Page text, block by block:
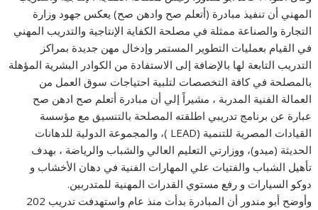
المهني أن تنفيذ مبادرة (أتعلم صح وادهن صح) يعكس جهود وزارة
التجارة والصناعة ممثلة في مصلحة الكفاية الإنتاجية والتدريب المهني
في القيام بعمليات التطوير المستمر وإدخال مهن جديدة بمراكز
التدريب التابعة لها بالإضافة إلى الاستفادة من الكوادر البشرية المؤهلة
بالمصلحة في كافة التخصصات لتلبية احتياجات سوق العمل من
العمالة الفنية المدربة ، مشيراً إلي أن مبادرة أتعلم صح ادهن صح
عبارة عن برنامج تدريبي اطلقته المصلحة بالتنسيق مع مؤسسة
القيادات المصرية للتنمية (LEAD )، والمجموعة الدولية للدهانات
الحديثة (ميدو)، ووزارتي التعليم العالي والشباب والرياضة ، بهدف
تأهيل الشباب والفتيات علي المهارات الفنية في دهان الأخشاب و
دوكو السيارات و رفع مستوي القدرات المهنية للمتدربين.
وأوضح أبو مندور أن المبادرة بدأت منذ عام واستهدفت تدريب 202